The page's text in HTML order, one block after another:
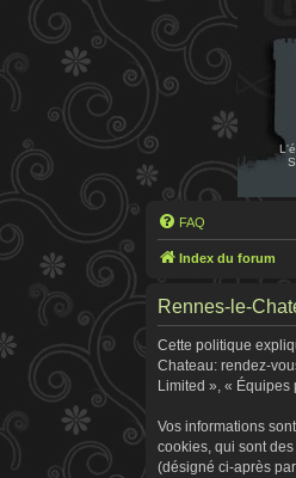
FAQ
Index du forum
Rennes-le-
Cette politique
Chateau: rendez-
Limited », «
Vos informations
cookies, qui sont
(désigné ci-après